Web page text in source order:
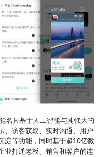
名片基于人工智能与其强大的
、访客获取、实时沟通、用户
淀等功能，同时基于超10亿微
业打通老板、销售和客户的连